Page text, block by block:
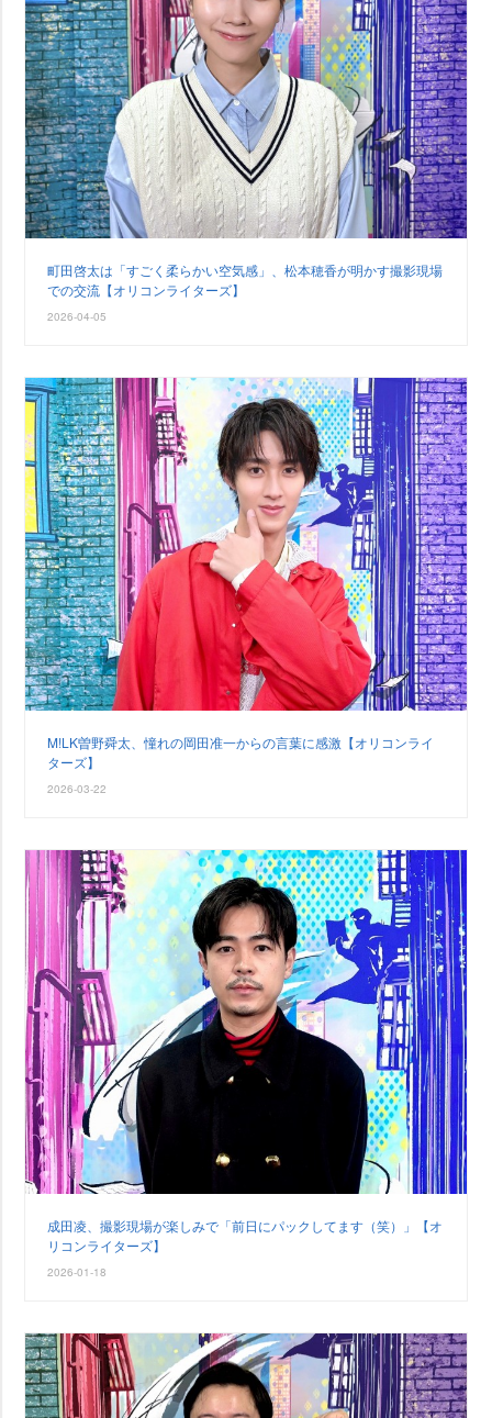
町田啓太は「すごく柔らかい空気感」、松本穂香が明かす撮影現場
での交流【オリコンライターズ】
2026-04-05
M!LK曽野舜太、憧れの岡田准一からの言葉に感激【オリコンライ
ターズ】
2026-03-22
成田凌、撮影現場が楽しみで「前日にパックしてます（笑）」【オ
リコンライターズ】
2026-01-18